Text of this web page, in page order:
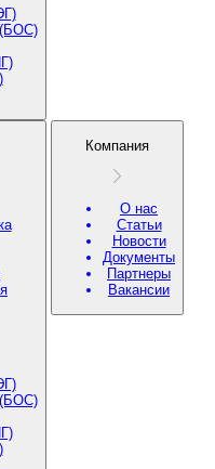
(БОС)
(БОС)
Компания
О нас
Статьи
Новости
Документы
Партнеры
Вакансии